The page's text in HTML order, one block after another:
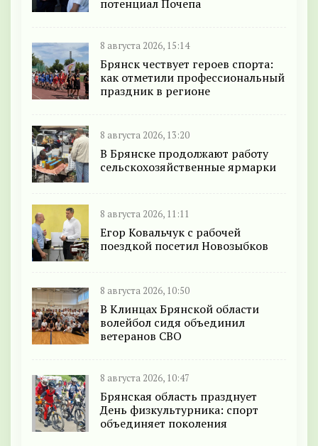
потенциал Почепа
8 августа 2026, 15:14
Брянск чествует героев спорта:
как отметили профессиональный
праздник в регионе
8 августа 2026, 13:20
В Брянске продолжают работу
сельскохозяйственные ярмарки
8 августа 2026, 11:11
Егор Ковальчук с рабочей
поездкой посетил Новозыбков
8 августа 2026, 10:50
В Клинцах Брянской области
волейбол сидя объединил
ветеранов СВО
8 августа 2026, 10:47
Брянская область празднует
День физкультурника: спорт
объединяет поколения